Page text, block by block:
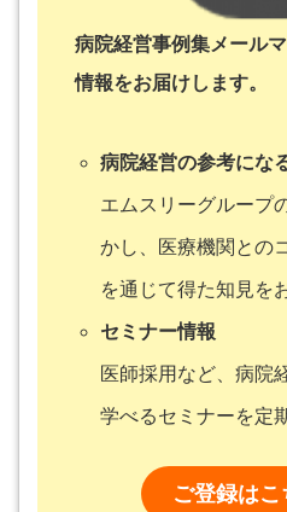
病院経営事例集メール
情報をお届けします。
病院経営の参考にな
エムスリーグループ
かし、医療機関との
を通じて得た知見を
セミナー情報
医師採用など、病院
学べるセミナーを定
ご登録はこ